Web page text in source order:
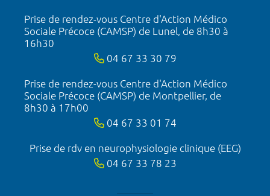
Prise de rendez-vous Centre d'Action Médico
Sociale Précoce (CAMSP) de Lunel, de 8h30 à
16h30
04 67 33 30 79
Prise de rendez-vous Centre d'Action Médico
Sociale Précoce (CAMSP) de Montpellier, de
8h30 à 17h00
04 67 33 01 74
Prise de rdv en neurophysiologie clinique (EEG)
04 67 33 78 23